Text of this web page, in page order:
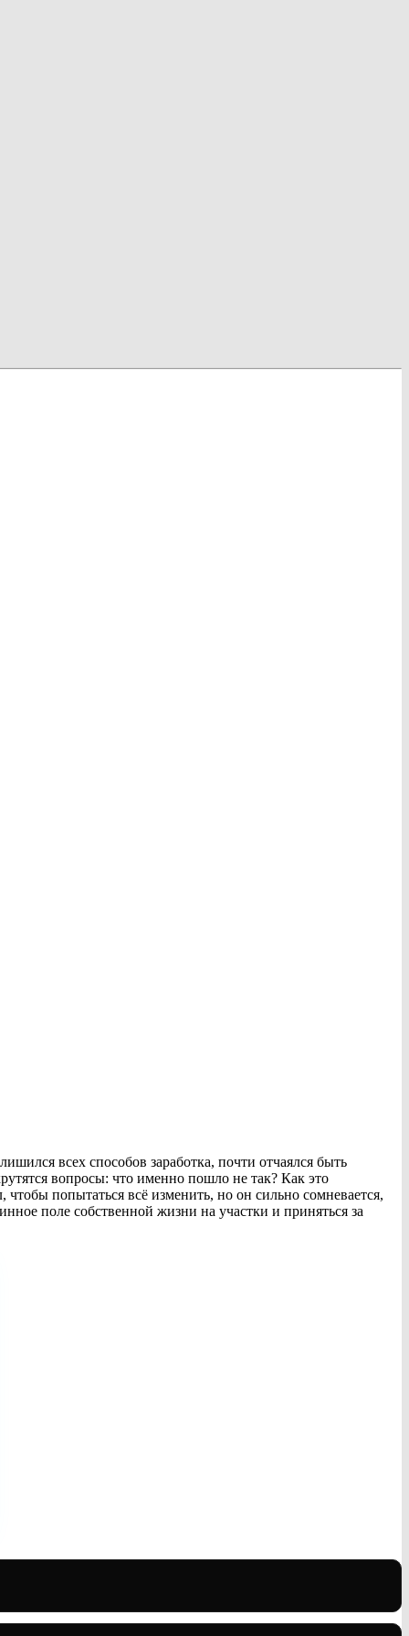
всех способов заработка, почти отчаялся быть
вопросы: что именно пошло не так? Как это
попытаться всё изменить, но он сильно сомневается,
поле собственной жизни на участки и приняться за